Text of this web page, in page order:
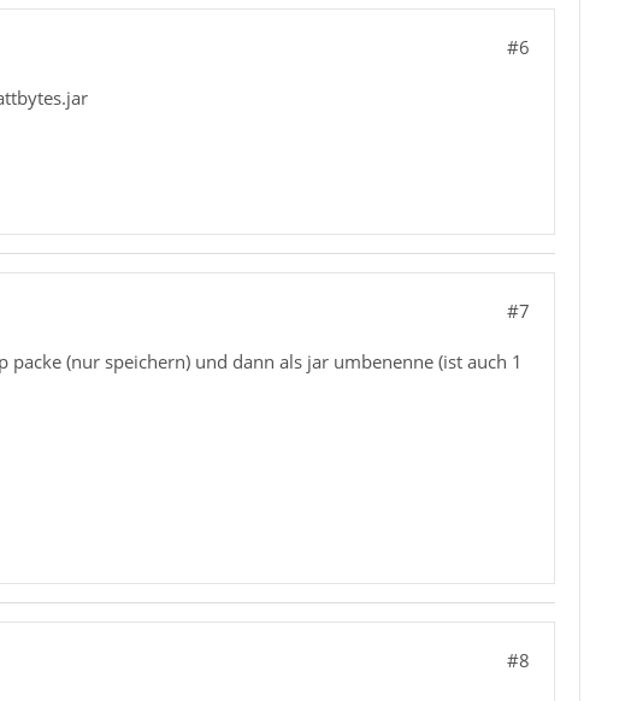
#6
#7
(nur speichern) und dann als jar umbenenne (ist auch 1
#8